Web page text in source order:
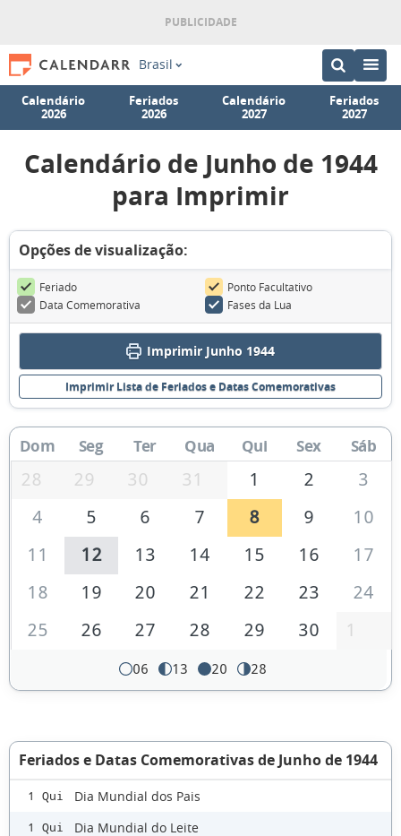
Brasil
Calendário
2026
Feriados
2026
Calendário
2027
Feriados
2027
Calendário de Junho de 1944
para Imprimir
Opções de visualização:
Feriado
Ponto Facultativo
Data Comemorativa
Fases da Lua
Imprimir Junho 1944
Imprimir Lista de Feriados e Datas Comemorativas
Dom Seg Ter Qua Qui Sex Sáb
28 29 30 31 1 2
3
4
5 6 7 8 9
10
11
12 13 14 15 16
17
18
19 20 21 22 23
24
25
26 27 28 29 30 1
06 13 20 28
Feriados e Datas Comemorativas de Junho de 1944
1 Qui Dia Mundial dos Pais
1 Qui Dia Mundial do Leite